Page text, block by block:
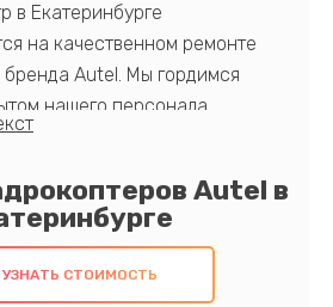
Autel в
в Екатеринбурге
на качественном ремонте
бренда Autel. Мы гордимся
нашего персонала,
оригинальных
обучение
знания в области
дронов.
УЗНАТЬ СТОИМОСТЬ